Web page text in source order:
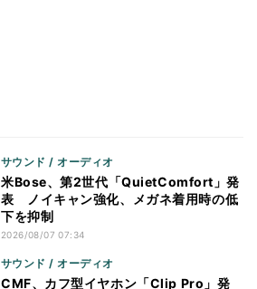
サウンド / オーディオ
米Bose、第2世代「QuietComfort」発
表 ノイキャン強化、メガネ着用時の低
下を抑制
2026/08/07 07:34
サウンド / オーディオ
CMF、カフ型イヤホン「Clip Pro」発